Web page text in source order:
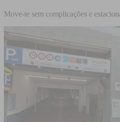
Move-te sem complicações e